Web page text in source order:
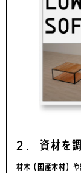
2. 資材を調
材木（国産木材）